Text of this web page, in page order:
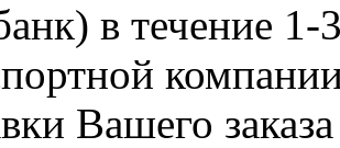
в течение
Вашего